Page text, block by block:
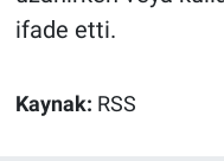
ifade etti.
Kaynak: RSS